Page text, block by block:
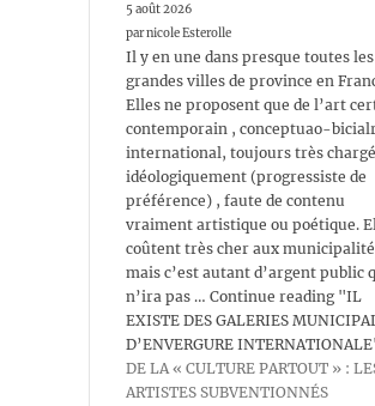
5 août 2026
par nicole Esterolle
Il y en une dans presque toutes les
grandes villes de province en
Elles ne proposent que de l’art
contemporain , conceptuao-
international, toujours très chargé
idéologiquement (progressiste de
préférence) , faute de contenu
vraiment artistique ou poétique.
coûtent très cher aux
mais c’est autant d’argent public
n’ira pas … Continue reading "IL
EXISTE DES GALERIES
D’ENVERGURE
DE LA « CULTURE PARTOUT » :
ARTISTES SUBVENTIONNÉS